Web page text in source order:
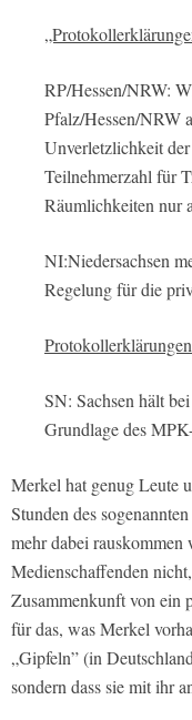
RP/Hessen/NRW:
Pfalz/Hessen/NRW
Unverletzlichkeit
Teilnehmerzahl für
Räumlichkeiten nur
NI:Niedersachsen
Regelung für die
SN: Sachsen hält
Grundlage des
Merkel hat genug Leute
Stunden des
mehr dabei
Medienschaffenden
Zusammenkunft von ein
für das, was Merkel
„Gipfeln” (in
sondern dass sie mit ihr